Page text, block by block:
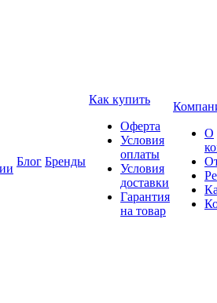
Блог Бренды
Как купить
Оферта
Условия
оплаты
Условия
доставки
Гарантия
на товар
О